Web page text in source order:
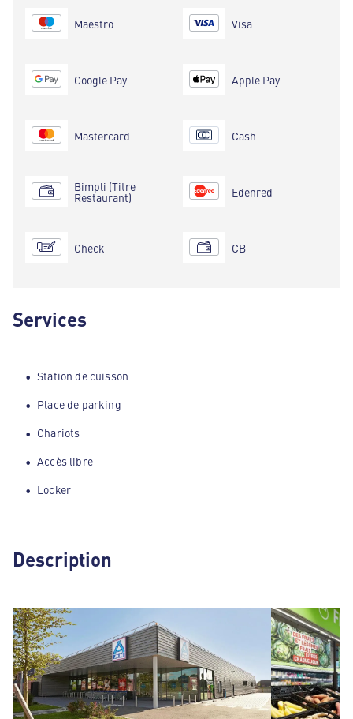
Maestro
Google Pay
Mastercard
Bimpli (Titre
Restaurant)
Check
Visa
Apple Pay
Cash
Edenred
CB
Services
Station de cuisson
Place de parking
Chariots
Accès libre
Locker
Description